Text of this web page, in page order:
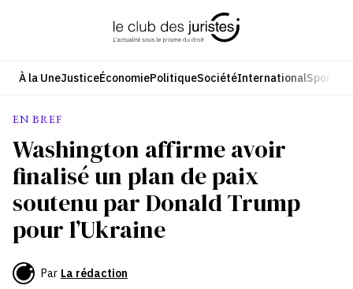
À la UneJusticeÉconomiePolitiqueSociétéInternationalSport
EN BREF
Washington affirme avoir
finalisé un plan de paix
soutenu par Donald Trump
pour l’Ukraine
Par La rédaction